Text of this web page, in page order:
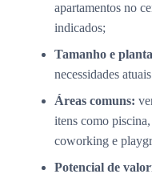
apartamentos no
indicados;
Tamanho e
necessidades
Áreas comuns:
itens como
coworking e
Potencial de